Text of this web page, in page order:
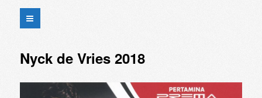
Nyck de Vries 2018